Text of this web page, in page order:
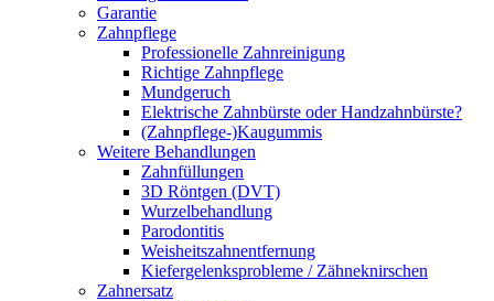
Garantie
Zahnpflege
Professionelle Zahnreinigung
Richtige Zahnpflege
Mundgeruch
Elektrische Zahnbürste oder Handzahnbürste?
(Zahnpflege-)Kaugummis
Weitere Behandlungen
Zahnfüllungen
3D Röntgen (DVT)
Wurzelbehandlung
Parodontitis
Weisheitszahnentfernung
Kiefergelenksprobleme / Zähneknirschen
Zahnersatz